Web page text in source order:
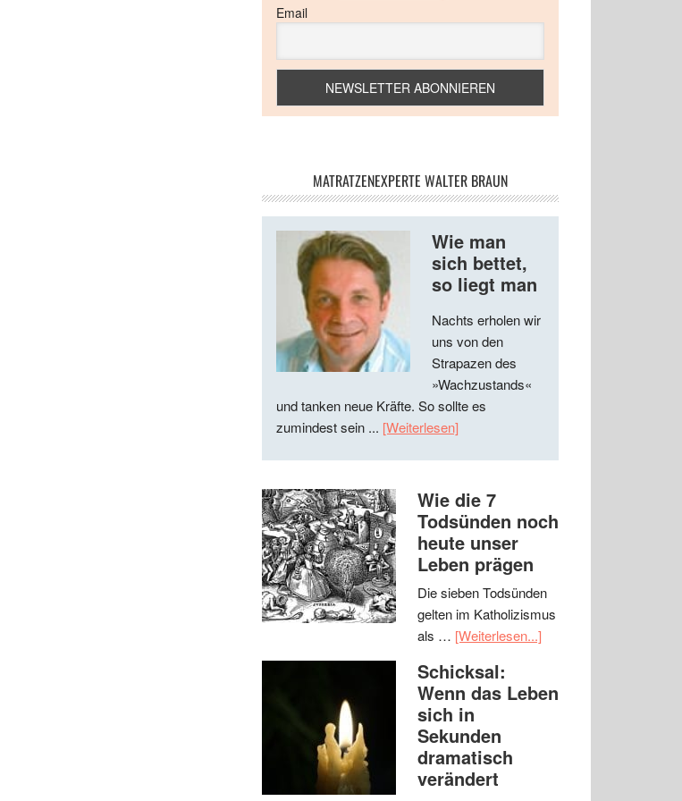
Email
MATRATZENEXPERTE WALTER BRAUN
Wie man
sich bettet,
so liegt man
Nachts erholen wir
uns von den
Strapazen des
»Wachzustands«
und tanken neue Kräfte. So sollte es
zumindest sein ... [Weiterlesen]
Wie die 7
Todsünden noch
heute unser
Leben prägen
Die sieben Todsünden
gelten im Katholizismus
als … [Weiterlesen...]
Schicksal:
Wenn das Leben
sich in
Sekunden
dramatisch
verändert